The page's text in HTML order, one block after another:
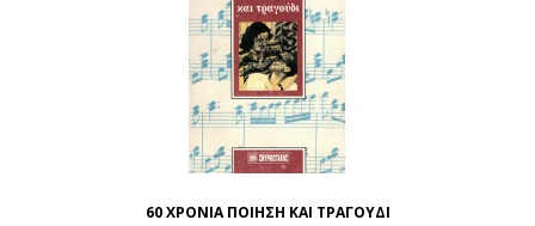
60 ΧΡΟΝΙΑ ΠΟΙΗΣΗ ΚΑΙ ΤΡΑΓΟΥΔΙ